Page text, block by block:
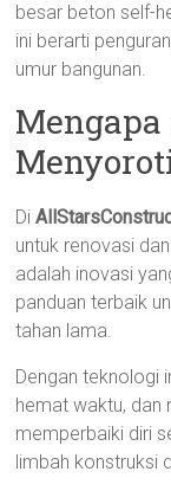
besar beton self-
ini berarti
umur bangunan.
Di
untuk renovasi
adalah inovasi
panduan terbaik
tahan lama.
Dengan teknologi
hemat waktu, dan
memperbaiki diri
limbah konstruksi